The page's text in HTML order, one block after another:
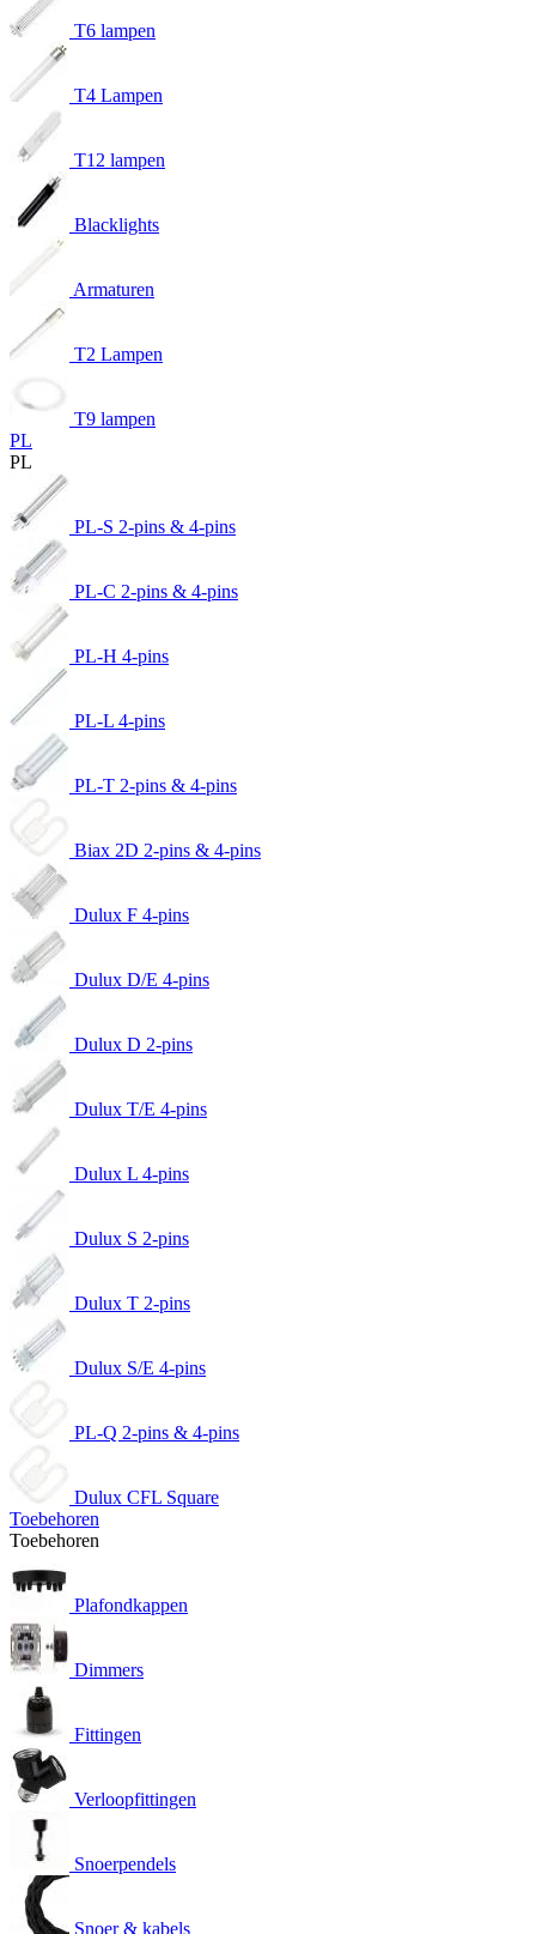
T6 lampen
T4 Lampen
T12 lampen
Blacklights
Armaturen
T2 Lampen
T9 lampen
PL
PL
PL-S 2-pins & 4-pins
PL-C 2-pins & 4-pins
PL-H 4-pins
PL-L 4-pins
PL-T 2-pins & 4-pins
Biax 2D 2-pins & 4-pins
Dulux F 4-pins
Dulux D/E 4-pins
Dulux D 2-pins
Dulux T/E 4-pins
Dulux L 4-pins
Dulux S 2-pins
Dulux T 2-pins
Dulux S/E 4-pins
PL-Q 2-pins & 4-pins
Dulux CFL Square
Toebehoren
Toebehoren
Plafondkappen
Dimmers
Fittingen
Verloopfittingen
Snoerpendels
Snoer & kabels